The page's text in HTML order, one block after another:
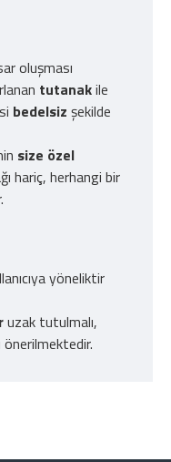
oluşması
tutanakile
bedelsiz şekilde
size özel
hariç, herhangi bir
yöneliktir
uzak tutulmalı,
önerilmektedir.